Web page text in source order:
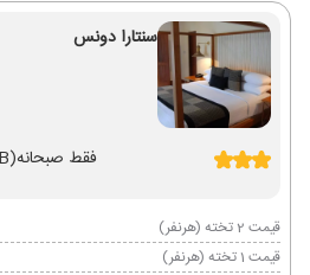
سنتارا دونس
فقط صبحانه(BB)
قیمت 2 تخته (هرنفر)
قیمت 1 تخته (هرنفر)